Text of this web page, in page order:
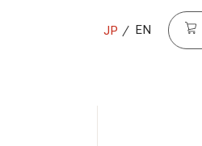
JP EN